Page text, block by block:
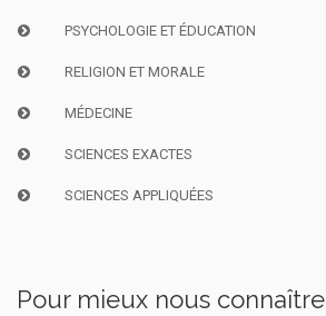
PSYCHOLOGIE ET ÉDUCATION
RELIGION ET MORALE
MÉDECINE
SCIENCES EXACTES
SCIENCES APPLIQUÉES
Pour mieux nous connaître